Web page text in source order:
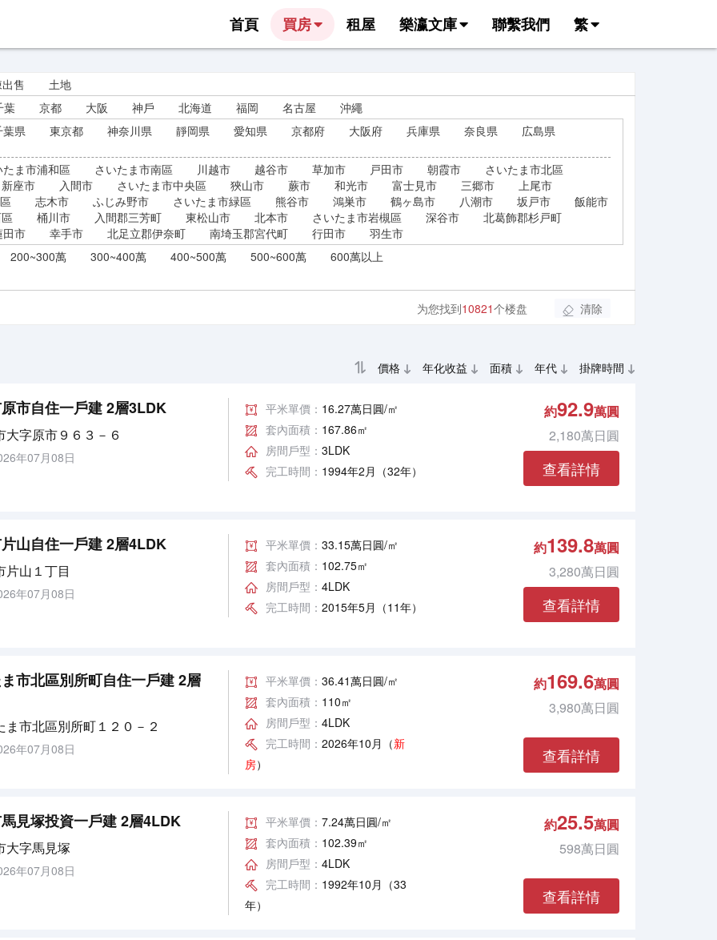
首頁 買房 租屋 樂瀛文庫 聯繫我們 繁
售
土地
葉
京都 大阪 神戶 北海道 福岡 名古屋
沖繩
葉県
東京都 神奈川県 靜岡県 愛知県 京都府 大阪府 兵庫県 奈良県 広島県
たま市浦和區 さいたま市南區 川越市 越谷市 草加市 戸田市 朝霞市
さいたま市北區
新座市
入間市 さいたま市中央區 狹山市 蕨市 和光市 富士見市 三郷市
上尾市
志木市 ふじみ野市 さいたま市緑區 熊谷市 鴻巣市 鶴ヶ島市 八潮市 坂戸市
飯能市
桶川市 入間郡三芳町 東松山市 北本市 さいたま市岩槻區 深谷市
北葛飾郡杉戸町
田市
幸手市 北足立郡伊奈町 南埼玉郡宮代町 行田市
羽生市
200~300萬
300~400萬 400~500萬 500~600萬 600萬以上
为您找到10821个楼盘 清除
價格 年化收益 面積 年代 掛牌時間
市自住一戶建 2層3LDK
大字原市９６３－６
年07月08日
平米單價： 16.27萬日圓/㎡
套內面積： 167.86㎡
房間戶型：3LDK
完工時間： 1994年2月（32年）
約92.9萬圓
2,180萬日圓
查看詳情
山自住一戶建 2層4LDK
片山１丁目
年07月08日
平米單價：33.15萬日圓/㎡
套內面積： 102.75㎡
房間戶型：4LDK
完工時間：2015年5月（11年）
約139.8萬圓
3,280萬日圓
查看詳情
市北區別所町自住一戶建 2層
ま市北區別所町１２０－２
年07月08日
平米單價：36.41萬日圓/㎡
套內面積： 110㎡
房間戶型：4LDK
完工時間：2026年10月（新
房）
約169.6萬圓
3,980萬日圓
查看詳情
見塚投資一戶建 2層4LDK
大字馬見塚
年07月08日
平米單價：7.24萬日圓/㎡
套內面積： 102.39㎡
房間戶型：4LDK
完工時間： 1992年10月（33
年）
約25.5萬圓
598萬日圓
查看詳情